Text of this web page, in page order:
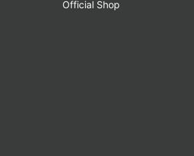
Official Shop